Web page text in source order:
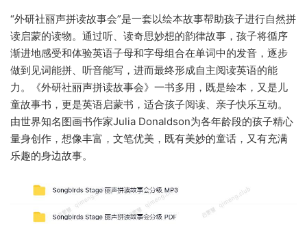
“外研社丽声拼读故事会”是一套以绘本故事帮助孩子进行自然拼
读启蒙的读物。通过听、读奇思妙想的韵律故事，孩子将循序
渐进地感受和体验英语子母和字母组合在单词中的发音，逐步
做到见词能拼、听音能写，进而最终形成自主阅读英语的能
力。《外研社丽声拼读故事会》一书多用，既是绘本，又是儿
童故事书，更是英语启蒙书，适合孩子阅读、亲子快乐互动。
由世界知名图画书作家Julia Donaldson为各年龄段的孩子精心
量身创作，想像丰富，文笔优美，既有美妙的童话，又有充满
乐趣的身边故事。